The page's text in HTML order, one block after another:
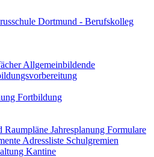
Dortmund - Berufskolleg
Allgemeinbildende
Fortbildung
Raumpläne Jahresplanung Formulare
Adressliste Schulgremien
Kantine